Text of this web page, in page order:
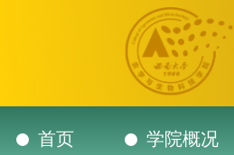
首页 学院概况